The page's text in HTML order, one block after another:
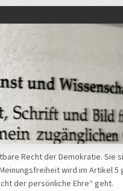
Recht der Demokratie. Sie
wird im Artikel 5
der persönliche Ehre“ geht.